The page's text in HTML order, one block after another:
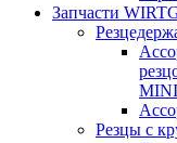
Запчасти
Резцы с